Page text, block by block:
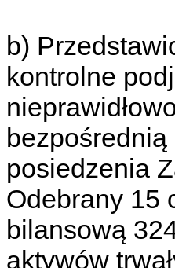
b)
kontrolne
posiedzenia
Odebrany 15
bilansową
aktywów